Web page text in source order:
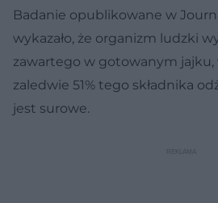
Badanie opublikowane w
wykazało, że organizm ludzki
zawartego w gotowanym
zaledwie 51% tego składnika
jest surowe.